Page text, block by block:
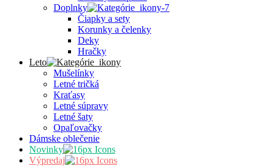
Doplnky
Čiapky a sety
Korunky a čelenky
Deky
Hračky
Leto
Mušelínky
Letné tričká
Kraťasy
Letné súpravy
Letné šaty
Opaľovačky
Dámske oblečenie
Novinky
Výpredaj